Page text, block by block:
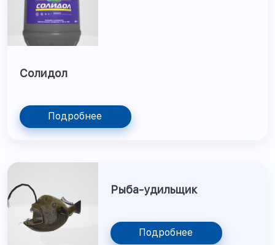
Солидол
Подробнее
Рыба-удильщик
Подробнее